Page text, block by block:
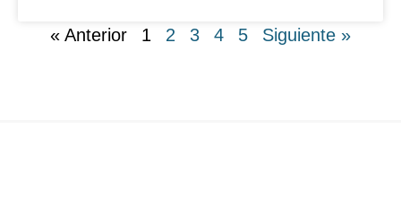
« Anterior 1 2 3 4 5 Siguiente »